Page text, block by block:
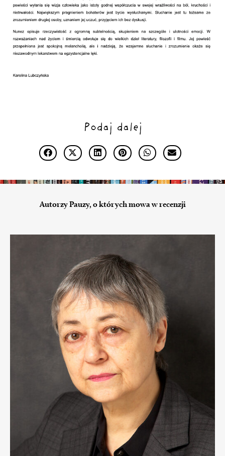
Podaj dalej
Autorzy Pauzy, o których mowa w recenzji